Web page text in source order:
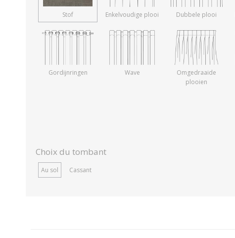
Stof Enkelvoudige plooi Dubbele plooi
Gordijnringen Wave
Omgedraaide
plooien
Choix du tombant
Au sol Cassant